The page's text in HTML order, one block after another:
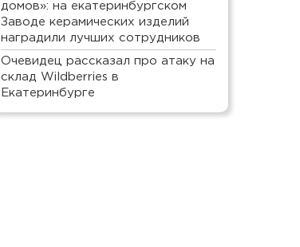
домов»: на екатеринбургском
Заводе керамических изделий
наградили лучших сотрудников
Очевидец рассказал про атаку на
склад Wildberries в
Екатеринбурге